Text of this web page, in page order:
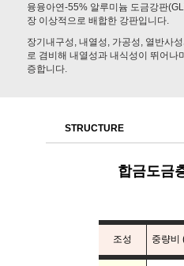
융융아연-55% 알루미늄 도금강판
장 이상적으로 배합한 강판입니다.
장기내구성, 내열성, 가공성, 열반사
로 겸비해 내열성과 내식성이 뛰어나
증합니다.
STRUCTURE
합금도금
조성 중량비